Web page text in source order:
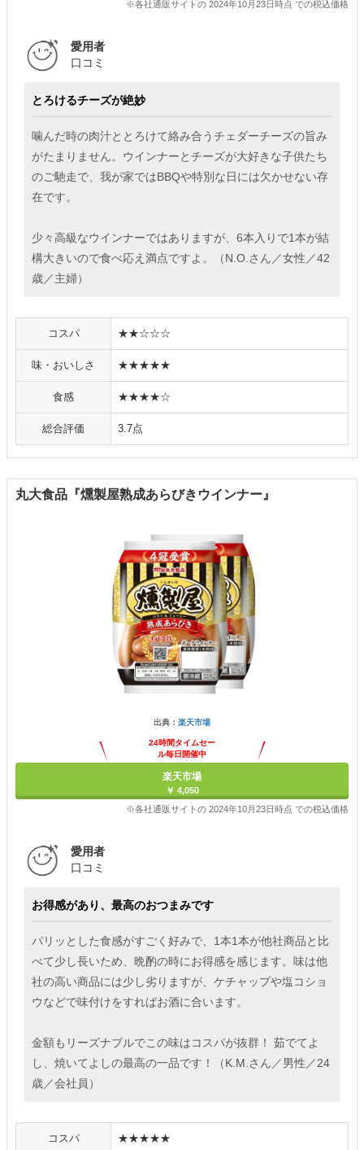
※各社通販サイトの 2024年10月23日時点 での税込価格
愛用者
口コミ
とろけるチーズが絶妙
噛んだ時の肉汁ととろけて絡み合うチェダーチーズの旨み
がたまりません。ウインナーとチーズが大好きな子供たち
のご馳走で、我が家ではBBQや特別な日には欠かせない存
在です。
少々高級なウインナーではありますが、6本入りで1本が結
構大きいので食べ応え満点ですよ。（N.O.さん／女性／42
歳／主婦）
コスパ ★★☆☆☆
味・おいしさ ★★★★★
食感 ★★★★☆
総合評価 3.7点
丸大食品『燻製屋熟成あらびきウインナー』
出典： 楽天市場
24時間タイムセー
ル毎日開催中
楽天市場
￥ 4,050
※各社通販サイトの 2024年10月23日時点 での税込価格
愛用者
口コミ
お得感があり、最高のおつまみです
パリッとした食感がすごく好みで、1本1本が他社商品と比
べて少し長いため、晩酌の時にお得感を感じます。味は他
社の高い商品には少し劣りますが、ケチャップや塩コショ
ウなどで味付けをすればお酒に合います。
金額もリーズナブルでこの味はコスパが抜群！ 茹でてよ
し、焼いてよしの最高の一品です！（K.M.さん／男性／24
歳／会社員）
コスパ ★★★★★